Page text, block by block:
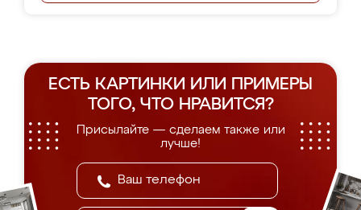
ЕСТЬ КАРТИНКИ ИЛИ ПРИМЕРЫ
ТОГО, ЧТО НРАВИТСЯ?
Присылайте — сделаем также или
лучше!